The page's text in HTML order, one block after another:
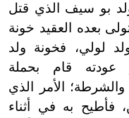
أحمد ولد بو سيف الذي قتل
بعده العقيد خونة
لولي، فخونة ولد
عودته قام بحملة
الأمر الذي
فأطيح به في أثناء